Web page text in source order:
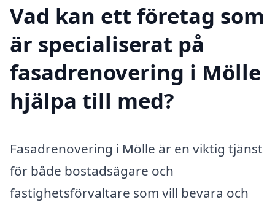
Vad kan ett företag som
är specialiserat på
fasadrenovering i Mölle
hjälpa till med?
Fasadrenovering i Mölle är en viktig tjänst
för både bostadsägare och
fastighetsförvaltare som vill bevara och